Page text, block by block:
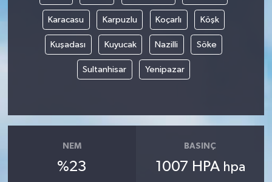
Karacasu Karpuzlu Koçarlı Köşk
Kuşadası Kuyucak Nazilli Söke
Sultanhisar Yenipazar
NEM
%23
BASINÇ
1007 HPA hpa